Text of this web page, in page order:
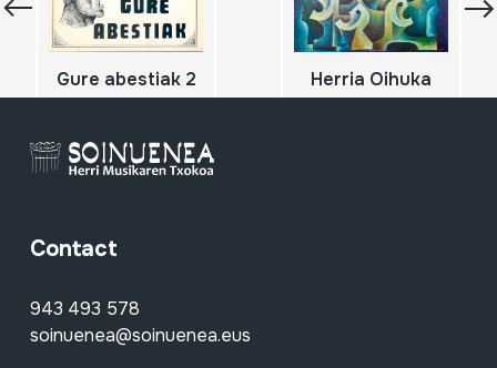
Gure abestiak 2 Herria Oihuka
Contact
943 493 578
soinuenea@soinuenea.eus